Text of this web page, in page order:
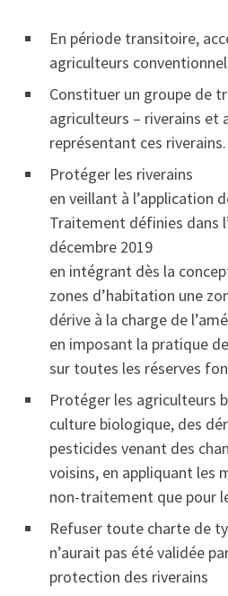
En période transitoire,
agriculteurs
Constituer un groupe de
agriculteurs – riverains et
représentant ces riverains.
Protéger les riverains
en veillant à l’application
Traitement définies dans
décembre 2019
en intégrant dès la
zones d’habitation une
dérive à la charge de
en imposant la pratique
sur toutes les réserves
Protéger les agriculteurs
culture biologique, des
pesticides venant des
voisins, en appliquant les
non-traitement que pour
Refuser toute charte de
n’aurait pas été validée
protection des riverains